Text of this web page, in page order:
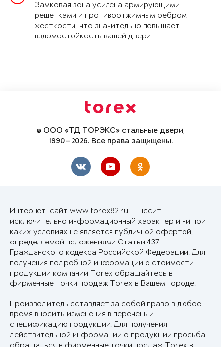
Замковая зона усилена армирующими
решетками и противоотжимным ребром
жесткости, что значительно повышает
взломостойкость вашей двери.
© ООО «ТД ТОРЭКС» стальные двери,
1990—2026. Все права защищены.
Интернет-сайт www.torex82.ru — носит
исключительно информационный характер и ни при
каких условиях не является публичной офертой,
определяемой положениями Статьи 437
Гражданского кодекса Российской Федерации. Для
получения подробной информации о стоимости
продукции компании Torex обращайтесь в
фирменные точки продаж Torex в Вашем городе.
Производитель оставляет за собой право в любое
время вносить изменения в перечень и
спецификацию продукции. Для получения
действительной информации о продукции просьба
обращаться в фирменные точки продаж Torex в